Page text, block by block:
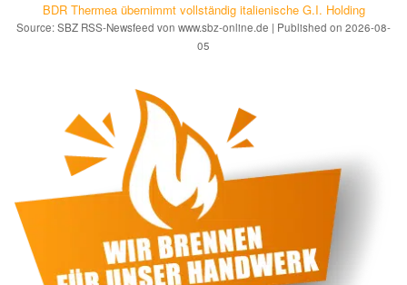
BDR Thermea übernimmt vollständig italienische G.I. Holding
Source: SBZ RSS-Newsfeed von www.sbz-online.de
Published on 2026-08-
05